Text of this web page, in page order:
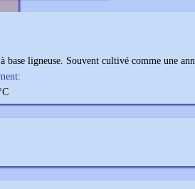
base ligneuse. Souvent cultivé comme une